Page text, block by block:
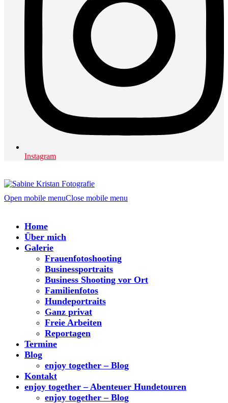
Instagram
Open mobile menuClose mobile menu
Home
Über mich
Galerie
Frauenfotoshooting
Businessportraits
Business Shooting vor Ort
Familienfotos
Hundeportraits
Ganz privat
Freie Arbeiten
Reportagen
Termine
Blog
enjoy together – Blog
Kontakt
enjoy together – Abenteuer Hundetouren
enjoy together – Blog